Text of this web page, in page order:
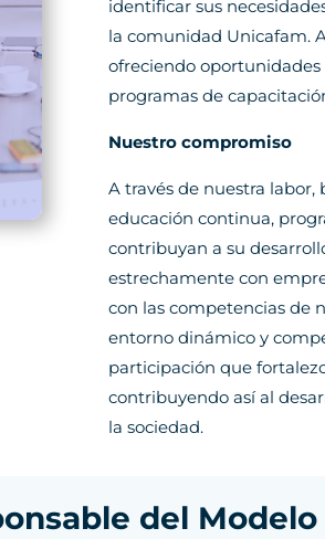
identificar sus
la comunidad Unicafam.
ofreciendo oportunidades
programas de
Nuestro compromiso
A través de nuestra labor,
educación continua,
contribuyan a su
estrechamente con
con las competencias de
entorno dinámico y
participación que
contribuyendo así al
la sociedad.
del